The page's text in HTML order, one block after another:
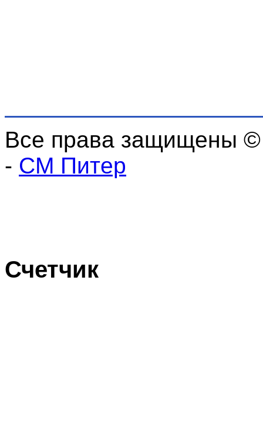
Все права защищены
- СМ Питер
Счетчик